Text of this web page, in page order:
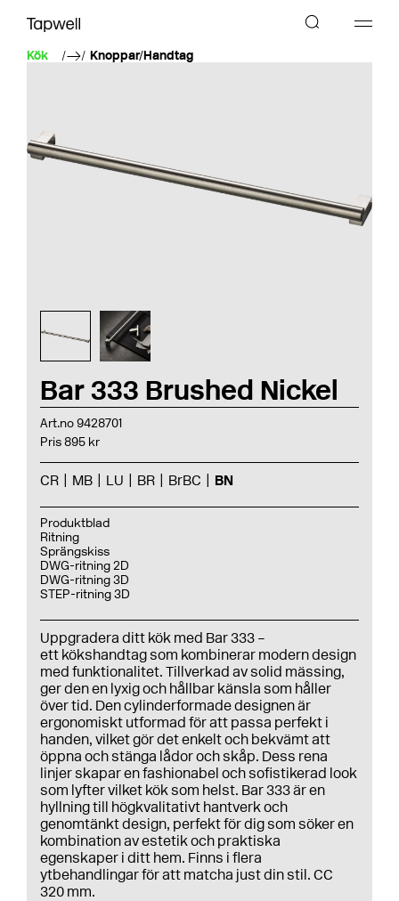
Kök Knoppar/Handtag
Bar 333 Brushed Nickel
Art.no 9428701
Pris 895 kr
CR MB LU BR BrBC BN
Produktblad
Ritning
Sprängskiss
DWG-ritning 2D
DWG-ritning 3D
STEP-ritning 3D
Uppgradera ditt kök med Bar 333 –
ett kökshandtag som kombinerar modern design
med funktionalitet. Tillverkad av solid mässing,
ger den en lyxig och hållbar känsla som håller
över tid. Den cylinderformade designen är
ergonomiskt utformad för att passa perfekt i
handen, vilket gör det enkelt och bekvämt att
öppna och stänga lådor och skåp. Dess rena
linjer skapar en fashionabel och sofistikerad look
som lyfter vilket kök som helst. Bar 333 är en
hyllning till högkvalitativt hantverk och
genomtänkt design, perfekt för dig som söker en
kombination av estetik och praktiska
egenskaper i ditt hem. Finns i flera
ytbehandlingar för att matcha just din stil. CC
320 mm.